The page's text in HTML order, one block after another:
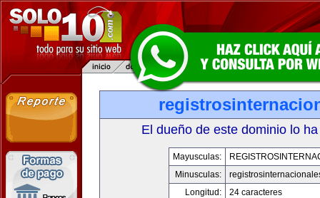
El dueño de este dominio lo
Mayusculas:
Minusculas:
Longitud:
24 caracteres